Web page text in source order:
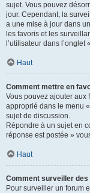
sujet. Vous pouvez
jour. Cependant, la
a une mise à jour dans
les favoris et les
l’utilisateur dans
Haut
Comment mettre en
Vous pouvez ajouter aux
approprié dans le menu
sujet de discussion.
Répondre à un sujet en
réponse est postée »
Haut
Comment surveiller des
Pour surveiller un forum